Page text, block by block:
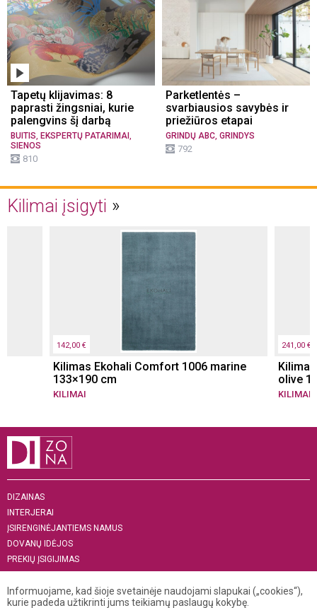
Tapetų klijavimas: 8
paprasti žingsniai, kurie
palengvins šį darbą
BUITIS EKSPERTŲ PATARIMAI
SIENOS
810
Parketlentės –
svarbiausios savybės ir
priežiūros etapai
GRINDŲ ABC GRINDYS
792
Kilimai įsigyti
142,00 €
Kilimas Ekohali Comfort 1006 marine
133×190 cm
KILIMAI
241,00 €
olive
KILIMAI
DIZAINAS
INTERJERAI
ĮSIRENGINĖJANTIEMS NAMUS
DOVANŲ IDĖJOS
PREKIŲ ĮSIGIJIMAS
„MENAS INTERJERUI 2019“
Informuojame, kad šioje svetainėje naudojami slapukai („cookies“),
kurie padeda užtikrinti jums teikiamų paslaugų kokybę.